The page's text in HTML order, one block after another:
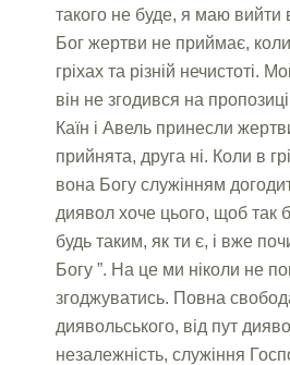
такого не буде, я маю вийти
Бог жертви не приймає,
гріхах та різній нечистоті.
він не згодився на
Каїн і Авель принесли
прийнята, друга ні. Коли в
вона Богу служінням
диявол хоче цього, щоб так
будь таким, як ти є, і вже
Богу ”. На це ми ніколи не
згоджуватись. Повна
диявольського, від пут
незалежність, служіння